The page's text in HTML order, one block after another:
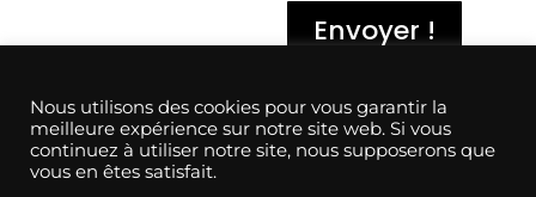
Envoyer !
Conditions générales de vente
Conditions générales d’utilisation
Nous utilisons des cookies pour vous garantir la
meilleure expérience sur notre site web. Si vous
continuez à utiliser notre site, nous supposerons que
vous en êtes satisfait.